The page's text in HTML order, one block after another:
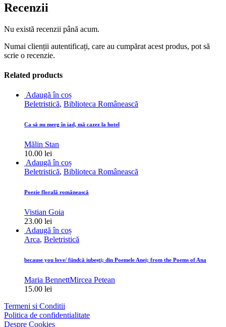
Recenzii
Nu există recenzii până acum.
Numai clienții autentificați, care au cumpărat acest produs, pot să
scrie o recenzie.
Related products
Adaugă în coș
Beletristică, Biblioteca Românească
Ca să nu merg în iad, mă cazez la hotel
Mălin Stan
10.00 lei
Adaugă în coș
Beletristică, Biblioteca Românească
Poezie florală românească
Vistian Goia
23.00 lei
Adaugă în coș
Arca, Beletristică
because you love/ fiindcă iubești; din Poemele Anei; from the Poems of Ana
Maria BennettMircea Petean
15.00 lei
Termeni si Conditii
Politica de confidentialitate
Despre Cookies